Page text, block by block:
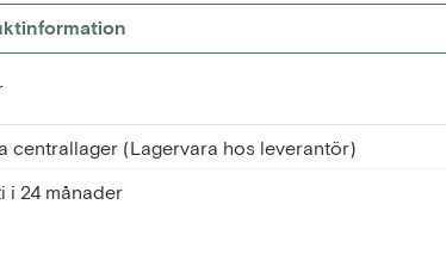
centrallager (Lagervara hos leverantör)
i 24 månader